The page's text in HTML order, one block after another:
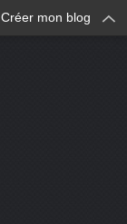
Créer mon blog